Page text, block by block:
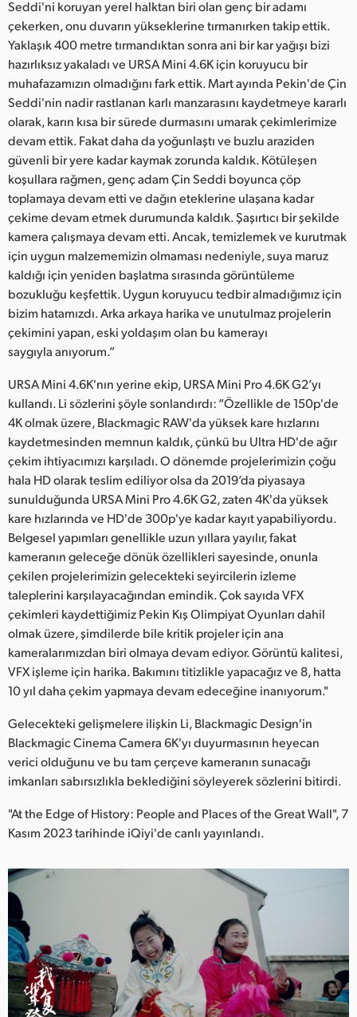
Seddi'ni koruyan yerel halktan biri olan genç bir adamı
çekerken, onu duvarın yükseklerine tırmanırken takip ettik.
Yaklaşık 400 metre tırmandıktan sonra ani bir kar yağışı bizi
hazırlıksız yakaladı ve URSA Mini 4.6K için koruyucu bir
muhafazamızın olmadığını fark ettik. Mart ayında Pekin'de Çin
Seddi'nin nadir rastlanan karlı manzarasını kaydetmeye kararlı
olarak, karın kısa bir sürede durmasını umarak çekimlerimize
devam ettik. Fakat daha da yoğunlaştı ve buzlu araziden
güvenli bir yere kadar kaymak zorunda kaldık. Kötüleşen
koşullara rağmen, genç adam Çin Seddi boyunca çöp
toplamaya devam etti ve dağın eteklerine ulaşana kadar
çekime devam etmek durumunda kaldık. Şaşırtıcı bir şekilde
kamera çalışmaya devam etti. Ancak, temizlemek ve kurutmak
için uygun malzememizin olmaması nedeniyle, suya maruz
kaldığı için yeniden başlatma sırasında görüntüleme
bozukluğu keşfettik. Uygun koruyucu tedbir almadığımız için
bizim hatamızdı. Arka arkaya harika ve unutulmaz projelerin
çekimini yapan, eski yoldaşım olan bu kamerayı
saygıyla anıyorum.”
URSA Mini 4.6K'nın yerine ekip, URSA Mini Pro 4.6K G2’yı
kullandı. Li sözlerini şöyle sonlandırdı: “Özellikle de 150p'de
4K olmak üzere, Blackmagic RAW'da yüksek kare hızlarını
kaydetmesinden memnun kaldık, çünkü bu Ultra HD'de ağır
çekim ihtiyacımızı karşıladı. O dönemde projelerimizin çoğu
hala HD olarak teslim ediliyor olsa da 2019’da piyasaya
sunulduğunda URSA Mini Pro 4.6K G2, zaten 4K'da yüksek
kare hızlarında ve HD'de 300p'ye kadar kayıt yapabiliyordu.
Belgesel yapımları genellikle uzun yıllara yayılır, fakat
kameranın geleceğe dönük özellikleri sayesinde, onunla
çekilen projelerimizin gelecekteki seyircilerin izleme
taleplerini karşılayacağından emindik. Çok sayıda VFX
çekimleri kaydettiğimiz Pekin Kış Olimpiyat Oyunları dahil
olmak üzere, şimdilerde bile kritik projeler için ana
kameralarımızdan biri olmaya devam ediyor. Görüntü kalitesi,
VFX işleme için harika. Bakımını titizlikle yapacağız ve 8, hatta
10 yıl daha çekim yapmaya devam edeceğine inanıyorum."
Gelecekteki gelişmelere ilişkin Li, Blackmagic Design'in
Blackmagic Cinema Camera 6K'yı duyurmasının heyecan
verici olduğunu ve bu tam çerçeve kameranın sunacağı
imkanları sabırsızlıkla beklediğini söyleyerek sözlerini bitirdi.
"At the Edge of History: People and Places of the Great Wall", 7
Kasım 2023 tarihinde iQiyi'de canlı yayınlandı.